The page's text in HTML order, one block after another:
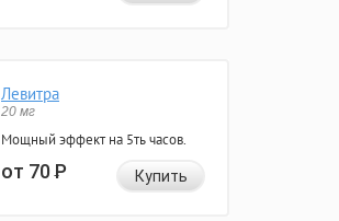
Левитра
20 мг
Мощный эффект на 5ть часов.
от 70Р Купить